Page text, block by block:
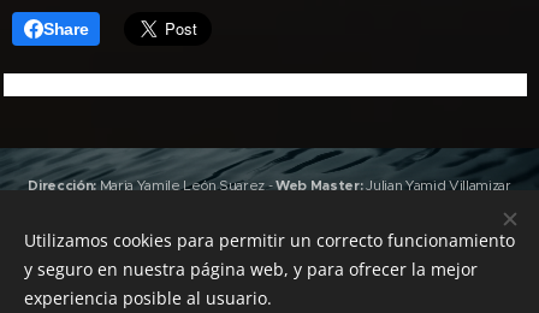
Share
Dirección: Maria Yamile León Suarez-Web Master:Julian Yamid Villamizar
León(RapKhemia)
Grabación y Masterización:
Emisora Urdimbre
Sky Heaven
Utilizamos cookies para permitir un correcto funcionamiento
y seguro en nuestra página web, y para ofrecer la mejor
experiencia posible al usuario.